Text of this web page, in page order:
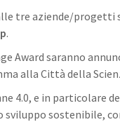
tre aziende/
.
Award saranno
alla Città della
4.0, e in particolare
sostenibile,